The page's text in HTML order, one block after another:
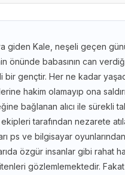
giden Kale, neşeli geçen
önünde babasının can
bir gençtir. Her ne kadar
hakim olamayıp ona
bağlanan alıcı ile sürekli
tarafından nezarete
ps ve bilgisayar
özgür insanlar gibi
gözlemlemektedir.